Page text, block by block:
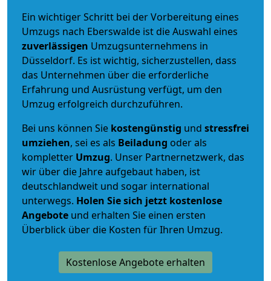
Ein wichtiger Schritt bei der Vorbereitung eines
Umzugs nach Eberswalde ist die Auswahl eines
zuverlässigen Umzugsunternehmens in
Düsseldorf. Es ist wichtig, sicherzustellen, dass
das Unternehmen über die erforderliche
Erfahrung und Ausrüstung verfügt, um den
Umzug erfolgreich durchzuführen.
Bei uns können Sie kostengünstig und stressfrei
umziehen, sei es als Beiladung oder als
kompletter Umzug. Unser Partnernetzwerk, das
wir über die Jahre aufgebaut haben, ist
deutschlandweit und sogar international
unterwegs. Holen Sie sich jetzt kostenlose
Angebote und erhalten Sie einen ersten
Überblick über die Kosten für Ihren Umzug.
Kostenlose Angebote erhalten